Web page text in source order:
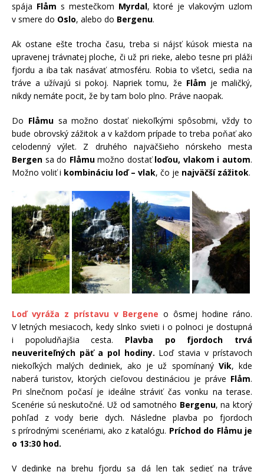
spája Flåm s mestečkom Myrdal, ktoré je vlakovým uzlom
v smere do Oslo, alebo do Bergenu.
Ak ostane ešte trocha času, treba si nájsť kúsok miesta na
upravenej trávnatej ploche, či už pri rieke, alebo tesne pri pláži
fjordu a iba tak nasávať atmosféru. Robia to všetci, sedia na
tráve a užívajú si pokoj. Napriek tomu, že Flåm je maličký,
nikdy nemáte pocit, že by tam bolo plno. Práve naopak.
Do Flåmusa možno dostať niekoľkými spôsobmi, vždy to
bude obrovský zážitok a v každom prípade to treba poňať ako
celodenný výlet. Z druhého najväčšieho nórskeho mesta
Bergen sa do Flåmumožno dostaťloďou, vlakom i autom.
Možno voliť i kombináciu loď – vlak, čo je najväčší zážitok.
Loď vyráža z prístavu v Bergene o ôsmej hodine ráno.
V letných mesiacoch, kedy slnko svieti i o polnoci je dostupná
i popoludňajšia cesta. Plavba po fjordoch trvá
neuveriteľných päť a pol hodiny. Loď stavia v prístavoch
niekoľkých malých dediniek, ako je už spomínaný Vik, kde
naberá turistov, ktorých cieľovou destináciou je práve Flåm.
Pri slnečnom počasí je ideálne stráviť čas vonku na terase.
Scenérie sú neskutočné. Už od samotného Bergenu, na ktorý
pohľad z vody berie dych. Následne plavba po fjordoch
s prírodnými scenériami, ako z katalógu. Príchod do Flåmu je
o 13:30 hod.
V dedinke na brehu fjordu sa dá len tak sedieť na tráve